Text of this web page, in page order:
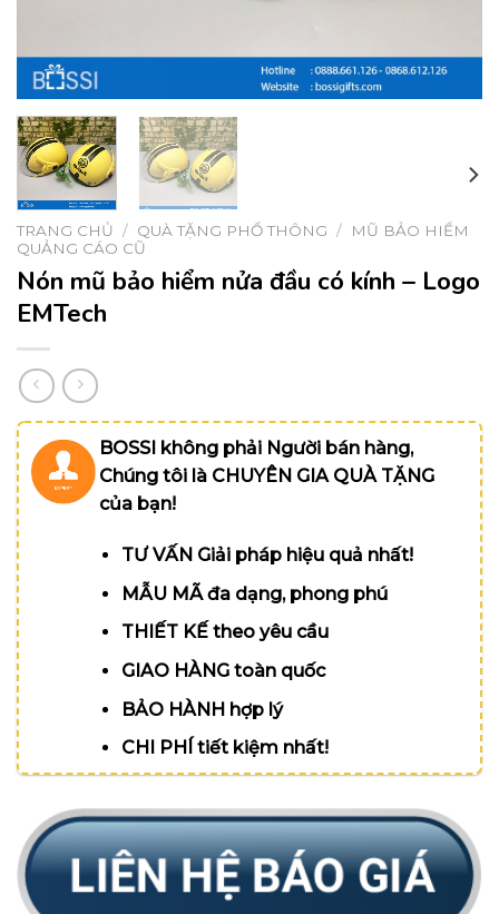
TRANG CHỦ / QUÀ TẶNG PHỔ THÔNG /
MŨ BẢO HIỂM
QUẢNG CÁO CŨ
Nón mũ bảo hiểm nửa đầu có kính – Logo
EMTech
BOSSI không phải Người bán hàng,
Chúng tôi là CHUYÊN GIA QUÀ TẶNG
của bạn!
TƯ VẤN Giải pháp hiệu quả nhất!
MẪU MÃ đa dạng, phong phú
THIẾT KẾ theo yêu cầu
GIAO HÀNG toàn quốc
BẢO HÀNH hợp lý
CHI PHÍ tiết kiệm nhất!